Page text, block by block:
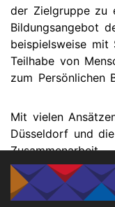
der Zielgruppe zu
Bildungsangebot
beispielsweise mit
Teilhabe von
zum Persönlichen
Mit vielen
Düsseldorf und
Zusammenarbeit.